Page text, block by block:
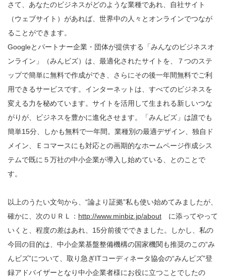
さて、あなたのビジネスがどのような業種であれ、自社サイト
（ウェブサイト）があれば、世界中の人々とオンラインでつなが
ることができます。
Googleとパートナー企業・団体が提供する「みんなのビジネスオ
ンライン」（みんビズ）は、最適化されたサイトを、７つのステ
ップで簡単に無料で作成ができ、さらにその後一年間無料でご利
用できるサービスです。インターネットは、すべてのビジネスを
変える力を秘めています。サイトを活用して生まれる新しいつな
がりが、ビジネスを豊かに進化させます。「みんビズ」は誰でも
簡単15分、しかも無料で一年間。業種別の最適デザイン、独自ド
メイン、Ｅコマースにも対応との画期的なホームページ作成シス
テムで既に５万社の中小企業が導入し始めている、とのことで
す。
以上のうたい文句から、“論より証拠”私も使い始めてみましたが、
確かに、次のＵＲＬ： http://www.minbiz.jp/about に添ってやって
いくと、程度の差はあれ、15分前後でできました。しかし、私の
今回の目的は、中小企業基盤整備機構の国家機関も推奨のこの“み
んビズ”について、取り急ぎITコーディネータ協会の“みんビズ”登
録アドバイザーとなり中小企業者様にお役に立つことでしたの